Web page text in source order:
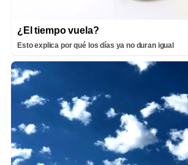
¿El tiempo vuela?
Esto explica por qué los días ya no duran igual